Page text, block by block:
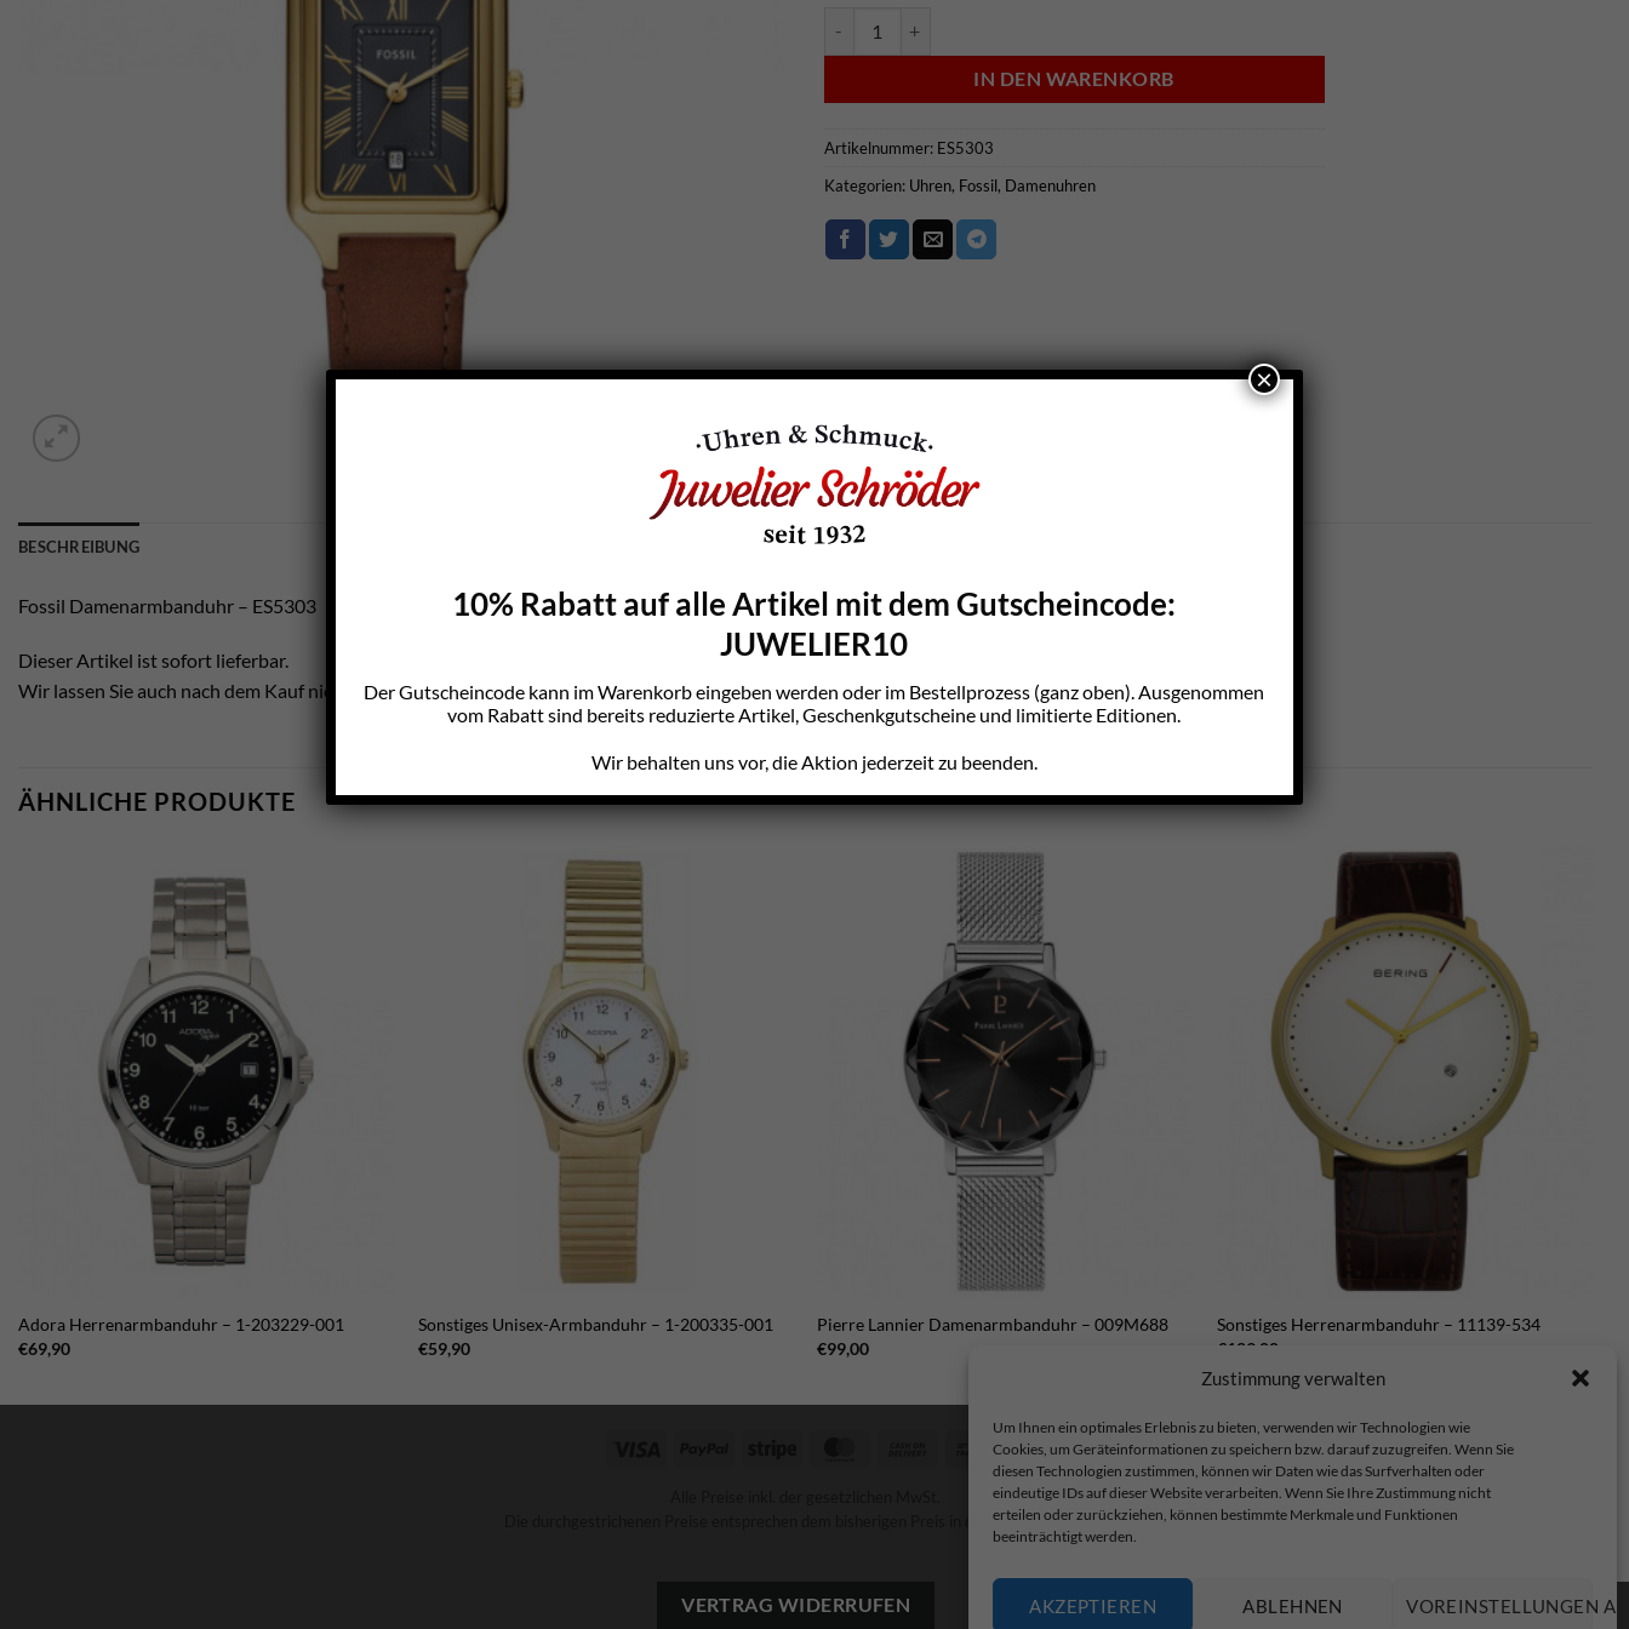
Zustimmung verwalten
Um Ihnen ein optimales Erlebnis zu bieten, verwenden wir Technologien wie
Cookies, um Geräteinformationen zu speichern bzw. darauf zuzugreifen. Wenn Sie
diesen Technologien zustimmen, können wir Daten wie das Surfverhalten oder
eindeutige IDs auf dieser Website verarbeiten. Wenn Sie Ihre Zustimmung nicht
erteilen oder zurückziehen, können bestimmte Merkmale und Funktionen
beeinträchtigt werden.
AKZEPTIEREN ABLEHNEN VOREINSTELLUNGEN
IN DEN WARENKORB
Artikelnummer: ES5303
Kategorien: Uhren, Fossil, Damenuhren
BESCHREIBUNG
Fossil Damenarmbanduhr – ES5303
Dieser Artikel ist sofort lieferbar.
Wir lassen Sie auch nach dem Kauf nicht im Regen stehen.
ÄHNLICHE PRODUKTE
Adora Herrenarmbanduhr – 1-203229-001
€69,90
Sonstiges Unisex-Armbanduhr – 1-200335-001
€59,90
Pierre Lannier Damenarmbanduhr – 009M688
€99,00
Sonstiges Herrenarmbanduhr – 11139-534
€129,00
Delivery
Bank
Transfer
Die durchgestrichenen Preise entsprechen dem bisherigen Preis in diesem Online-Shop.
VERTRAG WIDERRUFEN
10% Rabatt auf alle Artikel mit dem Gutscheincode:
JUWELIER10
Der Gutscheincode kann im Warenkorb eingeben werden oder im Bestellprozess (ganz oben). Ausgenommen
vom Rabatt sind bereits reduzierte Artikel, Geschenkgutscheine und limitierte Editionen.
Wir behalten uns vor, die Aktion jederzeit zu beenden.
×